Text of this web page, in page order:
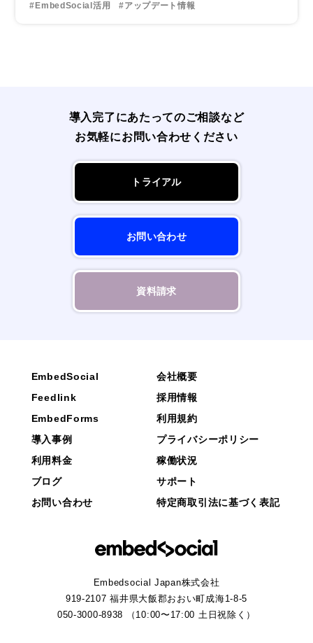
#EmbedSocial活用 #アップデート情報
導入完了にあたってのご相談など
お気軽にお問い合わせください
トライアル
お問い合わせ
資料請求
Embedsocial Japan株式会社
919-2107 福井県大飯郡おおい町成海1-8-5
050-3000-8938 （10:00〜17:00 土日祝除く）
EmbedSocial
Feedlink
EmbedForms
導入事例
利用料金
ブログ
お問い合わせ
会社概要
採用情報
利用規約
プライバシーポリシー
稼働状況
サポート
特定商取引法に基づく表記